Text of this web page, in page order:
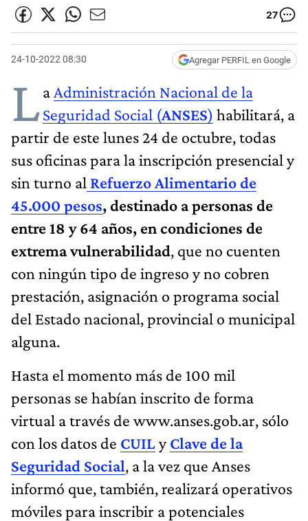
27
24-10-2022 08:30 Agregar PERFIL en Google
La Administración Nacional de la
Seguridad Social (ANSES) habilitará, a
partir de este lunes 24 de octubre, todas
sus oficinas para la inscripción presencial y
sin turno al Refuerzo Alimentario de
45.000 pesos, destinado a personas de
entre 18 y 64 años, en condiciones de
extrema vulnerabilidad, que no cuenten
con ningún tipo de ingreso y no cobren
prestación, asignación o programa social
del Estado nacional, provincial o municipal
alguna.
Hasta el momento más de 100 mil
personas se habían inscrito de forma
virtual a través de www.anses.gob.ar, sólo
con los datos de CUILyClave de la
Seguridad Social, a la vez que Anses
informó que, también, realizará operativos
móviles para inscribir a potenciales